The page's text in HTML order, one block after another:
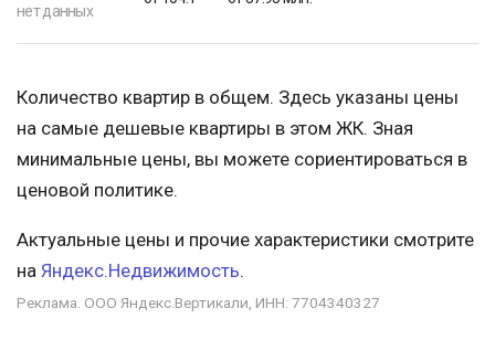
нет данных
Количество квартир в общем. Здесь указаны цены
на самые дешевые квартиры в этом ЖК. Зная
минимальные цены, вы можете сориентироваться в
ценовой политике.
Актуальные цены и прочие характеристики смотрите
на Яндекс.Недвижимость.
Реклама. ООО Яндекс.Вертикали, ИНН: 7704340327